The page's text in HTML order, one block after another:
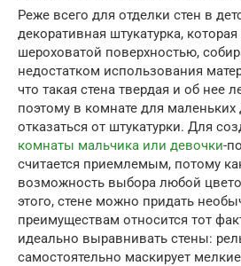
Реже всего для отделки стен в
декоративная штукатурка, которая
шероховатой поверхностью,
недостатком использования
что такая стена твердая и об нее
поэтому в комнате для маленьких
отказаться от штукатурки. Для
комнаты мальчика или девочки-
считается приемлемым, потому
возможность выбора любой
этого, стене можно придать
преимуществам относится тот
идеально выравнивать стены:
самостоятельно маскирует